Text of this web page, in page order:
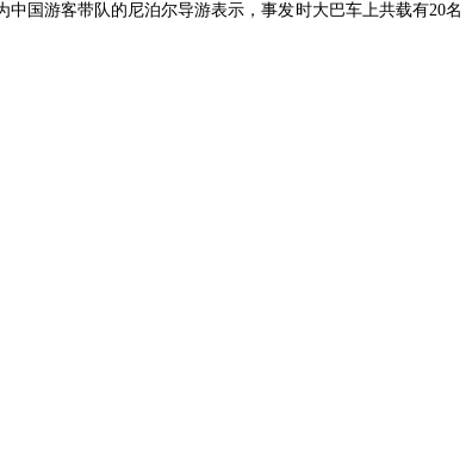
国游客带队的尼泊尔导游表示，事发时大巴车上共载有20名